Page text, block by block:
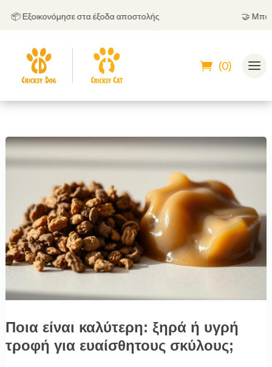
Εξοικονόμησε στα έξοδα αποστολής
(0)
Ποια είναι καλύτερη: ξηρά ή υγρή
τροφή για ευαίσθητους σκύλους;